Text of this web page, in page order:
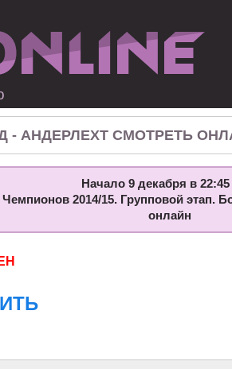
- АНДЕРЛЕХТ СМОТРЕТЬ
Начало 9 декабря в
2014/15. Групповой этап.
онлайн